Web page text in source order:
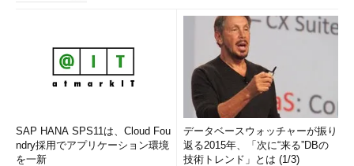
SAP HANA SPS11は、Cloud Fou
ndry採用でアプリケーション環境
を一新
データベースウォッチャーが振り
返る2015年、「次に“来る”DBの
技術トレンド」とは (1/3)